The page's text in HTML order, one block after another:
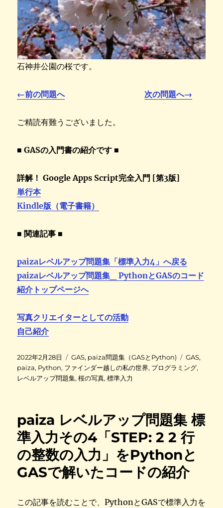
石神井公園の桜です。
←前の問題へ 次の問題へ→
ご精読有難うございました。
■ GASの入門書の紹介です ■
詳解！ Google Apps Script完全入門 [第3版]
単行本
Kindle版（電子書籍）
■ 関連記事 ■
paizaレベルアップ問題集「標準入力4」へ戻る
paizaレベルアップ問題集_ PythonとGASのコード
紹介トップページへ
写真クリエイターとしての活動
自己紹介
投
稿
日
2022年2月28日
カ
テ
ゴ
GAS, paiza問題集（GASとPython)
タ
グ
GAS,
paiza, Python, ファインダー越しの私の世界, プログラミング,
レベルアップ問題集,桜の写真,標準入力
paiza レベルアップ問題集 標
準入力その4「STEP: 2 2 行
の整数の入力」をPythonと
GASで解いたコードの紹介
この記事を読むことで、PythonとGASで標準入力を